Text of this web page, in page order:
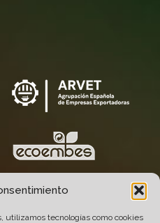
utilizamos tecnologías como cookies